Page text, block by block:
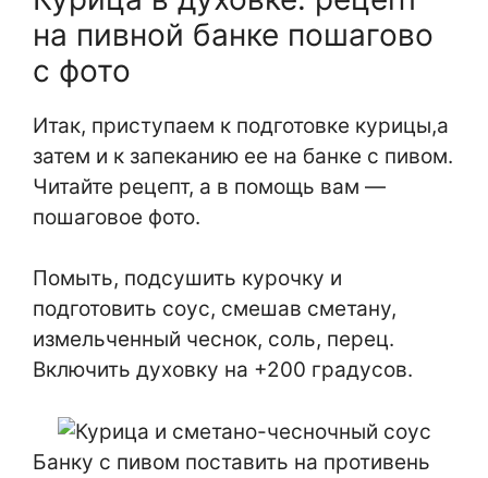
на пивной банке пошагово
с фото
Итак, приступаем к подготовке курицы,а
затем и к запеканию ее на банке с пивом.
Читайте рецепт, а в помощь вам —
пошаговое фото.
Помыть, подсушить курочку и
подготовить соус, смешав сметану,
измельченный чеснок, соль, перец.
Включить духовку на +200 градусов.
Банку с пивом поставить на противень